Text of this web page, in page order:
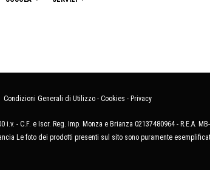
Condizioni Generali di Utilizzo - Cookies - Privacy
- C.F. e Iscr. Reg. Imp. Monza e Brianza 02137480964 - R.E.A.
Le foto dei prodotti presenti sul sito sono puramente